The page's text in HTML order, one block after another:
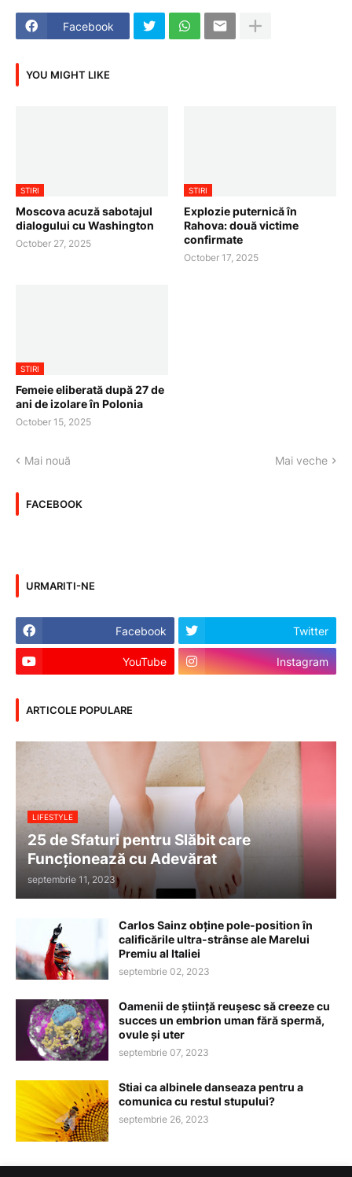
Facebook
YOU MIGHT LIKE
STIRI
Moscova acuză sabotajul
dialogului cu Washington
October 27, 2025
STIRI
Explozie puternică în
Rahova: două victime
confirmate
October 17, 2025
STIRI
Femeie eliberată după 27 de
ani de izolare în Polonia
October 15, 2025
Mai nouă Mai veche
FACEBOOK
URMARITI-NE
Facebook Twitter
YouTube Instagram
ARTICOLE POPULARE
LIFESTYLE
25 de Sfaturi pentru Slăbit care
Funcționează cu Adevărat
septembrie 11, 2023
Carlos Sainz obține pole-position în
calificările ultra-strânse ale Marelui
Premiu al Italiei
septembrie 02, 2023
Oamenii de știință reușesc să creeze cu
succes un embrion uman fără spermă,
ovule și uter
septembrie 07, 2023
Stiai ca albinele danseaza pentru a
comunica cu restul stupului?
septembrie 26, 2023